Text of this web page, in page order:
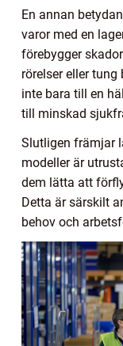
En annan
varor med en
förebygger
rörelser eller
inte bara till en
till minskad
Slutligen främjar
modeller är
dem lätta att
Detta är särskilt
behov och